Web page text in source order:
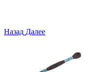
Назад Далее